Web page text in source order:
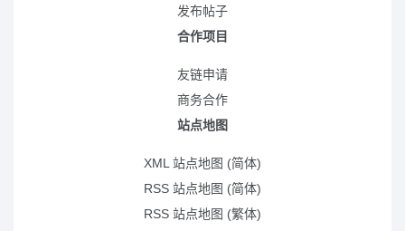
发布帖子
合作项目
友链申请
商务合作
站点地图
XML 站点地图 (简体)
RSS 站点地图 (简体)
RSS 站点地图 (繁体)